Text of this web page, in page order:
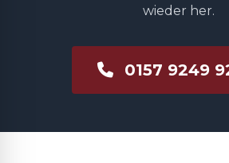
wieder her.
0157 9249